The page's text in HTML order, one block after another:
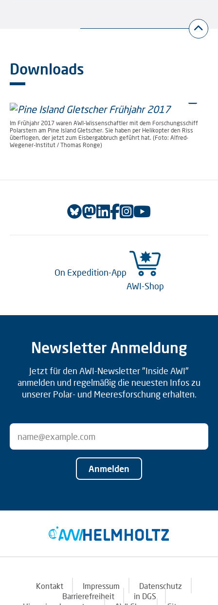
Downloads
Im Frühjahr 2017 waren AWI-Wissenschaftler mit dem Forschungsschiff
Polarstern am Pine Island Gletscher. Sie haben per Helikopter den Riss
überflogen, der jetzt zum Eisbergabbruch geführt hat. (Foto: Alfred-
Wegener-Institut / Thomas Ronge)
On Expedition-App
AWI-Shop
Newsletter Anmeldung
Jetzt für den AWI-Newsletter "Inside AWI"
anmelden und regelmäßig die neuesten Infos zu
unserer Polar- und Meeresforschung erhalten.
Anmelden
Kontakt Impressum
Datenschutz
Barrierefreiheit
in DGS